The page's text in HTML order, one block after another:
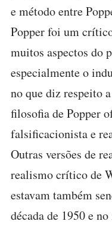
e método entre
Popper foi um
muitos aspectos do
especialmente o
no que diz respeito
filosofia de Popper
falsificacionista e
Outras versões de
realismo crítico de
estavam também
década de 1950 e